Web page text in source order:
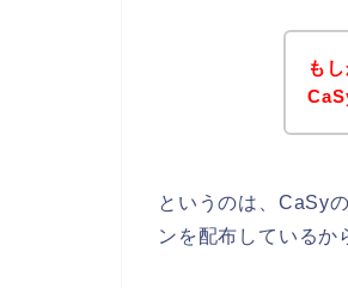
も
というのは、CaSy
ンを配布しているか